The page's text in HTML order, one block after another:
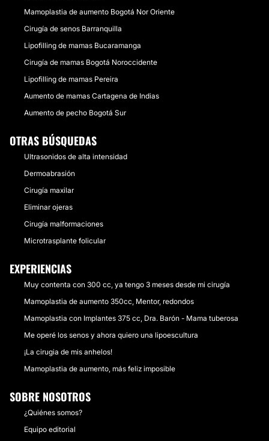
Mamoplastia de aumento Bogotá Nor Oriente
Cirugía de senos Barranquilla
Lipofilling de mamas Bucaramanga
Cirugía de mamas Bogotá Noroccidente
Lipofilling de mamas Pereira
Aumento de mamas Cartagena de Indias
Aumento de pecho Bogotá Sur
OTRAS BÚSQUEDAS
Ultrasonidos de alta intensidad
Dermoabrasión
Cirugía maxilar
Eliminar ojeras
Cirugía malformaciones
Microtrasplante folicular
EXPERIENCIAS
Muy contenta con 300 cc, ya tengo 3 meses desde mi cirugía
Mamoplastia de aumento 350cc, Mentor, redondos
Mamoplastia con Implantes 375 cc, Dra. Barón - Mama tuberosa
Me operé los senos y ahora quiero una lipoescultura
¡La cirugia de mis anhelos!
Mamoplastia de aumento, más feliz imposible
SOBRE NOSOTROS
¿Quiénes somos?
Equipo editorial